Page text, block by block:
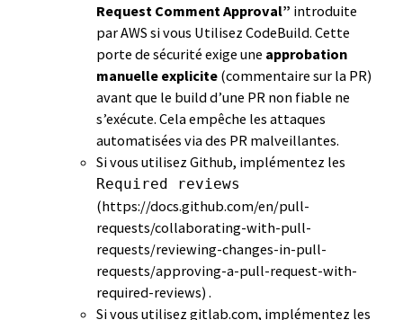
Request Comment Approval” introduite
par AWS si vous Utilisez CodeBuild. Cette
porte de sécurité exige une approbation
manuelle explicite (commentaire sur la PR)
avant que le build d’une PR non fiable ne
s’exécute. Cela empêche les attaques
automatisées via des PR malveillantes.
Si vous utilisez Github, implémentez les
Required reviews
(https://docs.github.com/en/pull-
requests/collaborating-with-pull-
requests/reviewing-changes-in-pull-
requests/approving-a-pull-request-with-
required-reviews) .
Si vous utilisez gitlab.com, implémentez les